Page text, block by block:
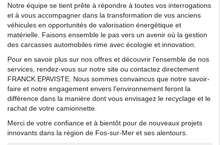
Notre équipe se tient prête à répondre à toutes vos interrogations
et à vous accompagner dans la transformation de vos anciens
véhicules en opportunités de valorisation énergétique et
matérielle. Faisons ensemble le pas vers un avenir où la gestion
des carcasses automobiles rime avec écologie et innovation.
Pour en savoir plus sur nos offres et découvrir l'ensemble de nos
services, rendez-vous sur notre site ou contactez directement
FRANCK EPAVISTE. Nous sommes convaincus que notre savoir-
faire et notre engagement envers l'environnement feront la
différence dans la manière dont vous envisagez le recyclage et le
rachat de votre camionnette.
Merci de votre confiance et à bientôt pour de nouveaux projets
innovants dans la région de Fos-sur-Mer et ses alentours.